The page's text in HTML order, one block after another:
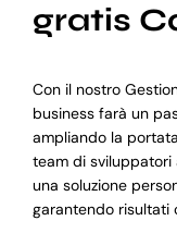
gratis
Con il nostro
business farà un
ampliando la
team di
una soluzione
garantendo risultati